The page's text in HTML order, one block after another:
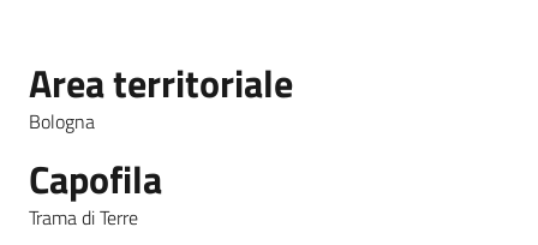
Piani
Programmi
Menu selezionato
Area territoriale
Bologna
Capofila
Trama di Terre